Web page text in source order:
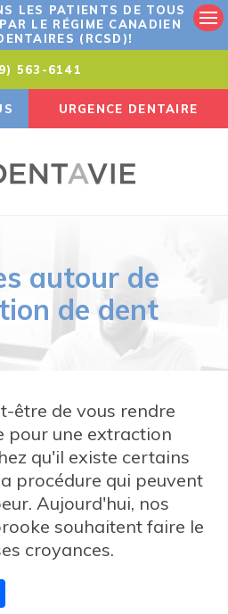
LES PATIENTS DE TOUS
LE RÉGIME CANADIEN
(RCSD)!
563-6141
URGENCE DENTAIRE
autour de
de dent
être de vous rendre
pour une extraction
qu'il existe certains
procédure qui peuvent
Aujourd'hui, nos
souhaitent faire le
croyances.